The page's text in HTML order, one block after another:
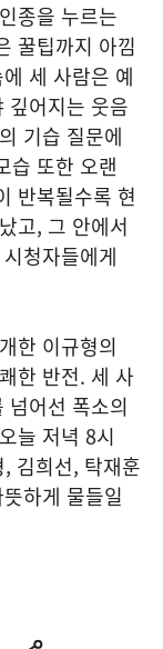
종을 누르는
꿀팁까지 아낌
세 사람은 예
깊어지는 웃음
기습 질문에
습 또한 오랜
반복될수록 현
고, 그 안에서
청자들에게
한 이규형의
한 반전. 세 사
넘어선 폭소의
늘 저녁 8시
김희선, 탁재훈
하게 물들일